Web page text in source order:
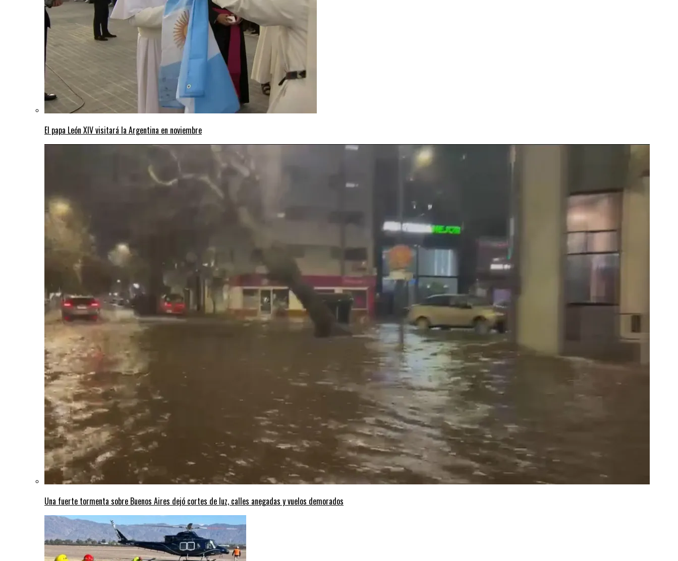
El papa León XIV visitará la Argentina en noviembre
Una fuerte tormenta sobre Buenos Aires dejó cortes de luz, calles anegadas y vuelos demorados